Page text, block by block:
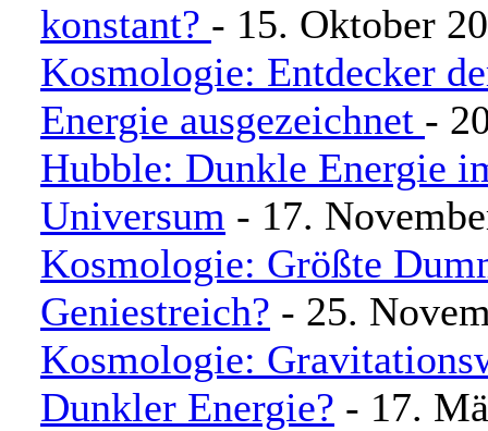
konstant? - 15. Oktober
Kosmologie: Entdecker
Energie ausgezeichnet -
Hubble: Dunkle Energie
Universum - 17.
Kosmologie: Größte
Geniestreich? - 25.
Kosmologie:
Dunkler Energie? - 17.